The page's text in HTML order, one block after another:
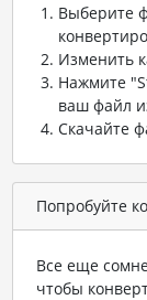
Выберите
Изменить
Нажмите
ваш файл
Скачайте
Попробуйте
Все еще
чтобы